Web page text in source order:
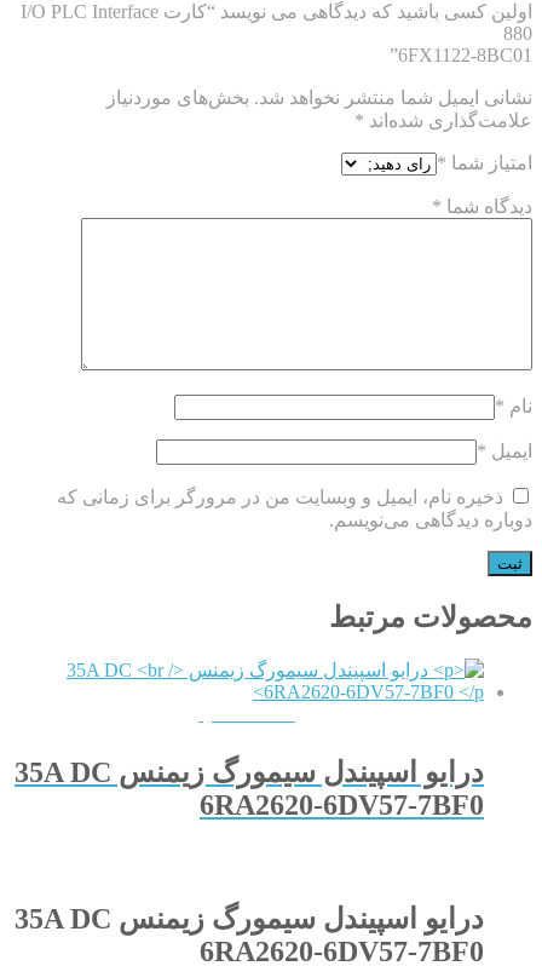
اولین کسی باشید که دیدگاهی می نویسد “کارت I/O PLC Interface
880
6FX1122-8BC01”
نشانی ایمیل شما منتشر نخواهد شد. بخش‌های موردنیاز
علامت‌گذاری شده‌اند *
امتیاز شما *
دیدگاه شما *
نام *
ایمیل *
ذخیره نام، ایمیل و وبسایت من در مرورگر برای زمانی که
دوباره دیدگاهی می‌نویسم.
محصولات مرتبط
درایو اسپیندل سیمورگ زیمنس 35A DC
6RA2620-6DV57-7BF0
درایو اسپیندل سیمورگ زیمنس 35A DC
6RA2620-6DV57-7BF0